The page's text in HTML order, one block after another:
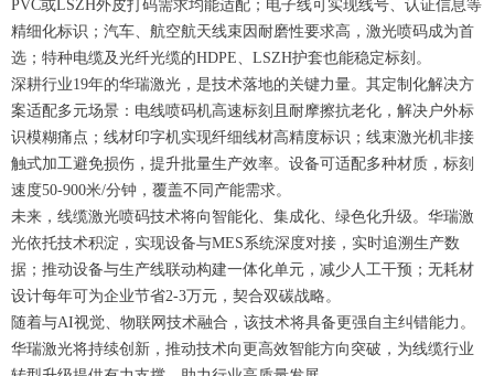
PVC或LSZH外皮打码需求均能适配；电子线可实现线号、认证信息等
精细化标识；汽车、航空航天线束因耐磨性要求高，激光喷码成为首
选；特种电缆及光纤光缆的HDPE、LSZH护套也能稳定标刻。
深耕行业19年的华瑞激光，是技术落地的关键力量。其定制化解决方
案适配多元场景：电线喷码机高速标刻且耐摩擦抗老化，解决户外标
识模糊痛点；线材印字机实现纤细线材高精度标识；线束激光机非接
触式加工避免损伤，提升批量生产效率。设备可适配多种材质，标刻
速度50-900米/分钟，覆盖不同产能需求。
未来，线缆激光喷码技术将向智能化、集成化、绿色化升级。华瑞激
光依托技术积淀，实现设备与MES系统深度对接，实时追溯生产数
据；推动设备与生产线联动构建一体化单元，减少人工干预；无耗材
设计每年可为企业节省2-3万元，契合双碳战略。
随着与AI视觉、物联网技术融合，该技术将具备更强自主纠错能力。
华瑞激光将持续创新，推动技术向更高效智能方向突破，为线缆行业